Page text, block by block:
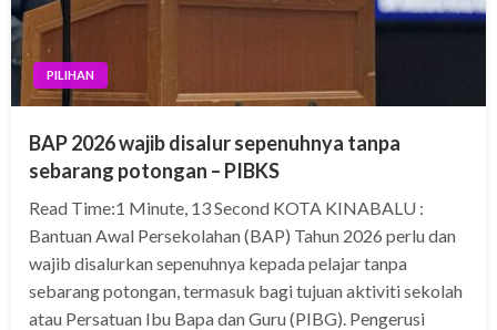
PILIHAN
BAP 2026 wajib disalur sepenuhnya tanpa
sebarang potongan – PIBKS
Read Time:1 Minute, 13 Second KOTA KINABALU :
Bantuan Awal Persekolahan (BAP) Tahun 2026 perlu dan
wajib disalurkan sepenuhnya kepada pelajar tanpa
sebarang potongan, termasuk bagi tujuan aktiviti sekolah
atau Persatuan Ibu Bapa dan Guru (PIBG). Pengerusi